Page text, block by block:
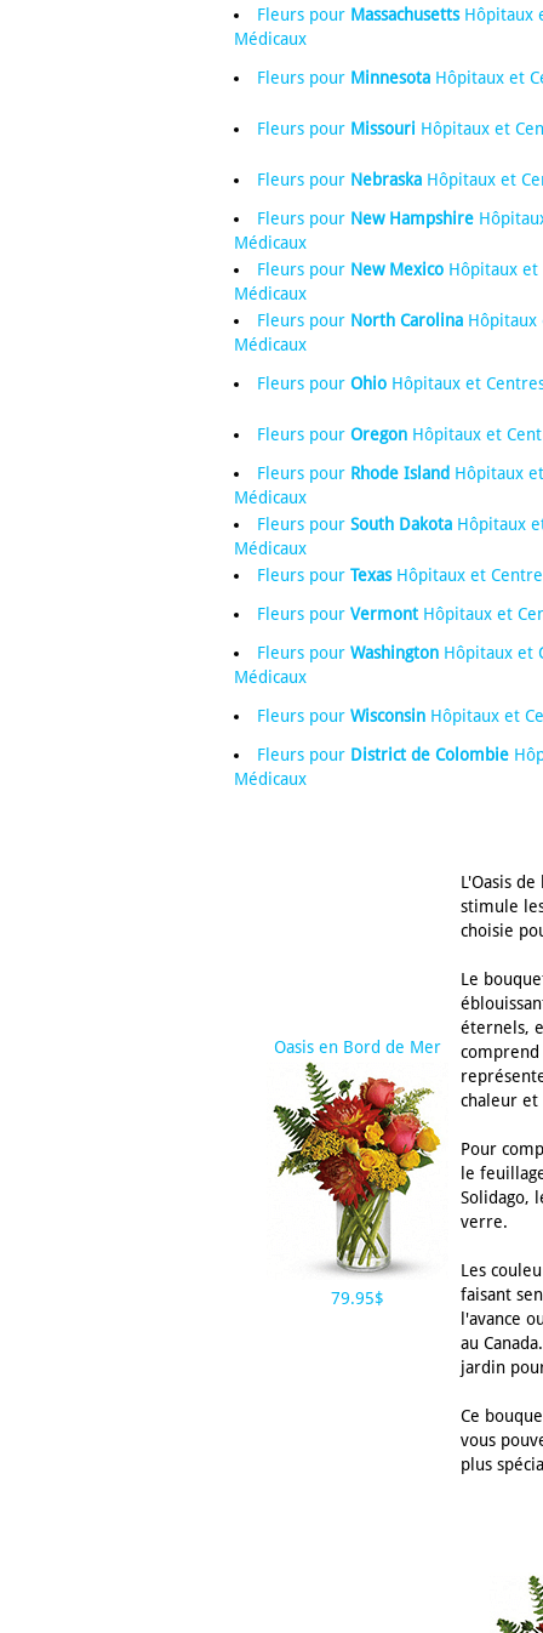
Fleurs pour MassachusettsHôpitaux
Médicaux
Fleurs pour Minnesota Hôpitaux et
Fleurs pour Missouri Hôpitaux et
Fleurs pour Nebraska Hôpitaux et
Fleurs pour New Hampshire
Médicaux
Fleurs pour New Mexico Hôpitaux et
Médicaux
Fleurs pour North Carolina Hôpitaux
Médicaux
Fleurs pour Ohio Hôpitaux et
Fleurs pour Oregon Hôpitaux et
Fleurs pour Rhode Island Hôpitaux
Médicaux
Fleurs pour South Dakota Hôpitaux
Médicaux
Fleurs pour TexasHôpitaux et
Fleurs pour Vermont Hôpitaux et
Fleurs pour Washington Hôpitaux et
Médicaux
Fleurs pour Wisconsin Hôpitaux et
Fleurs pour District de Colombie
Médicaux
Oasis en Bord de Mer
79.95$
L'Oasis
stimule
choisie
Le
éternels,
comprend
chaleur
Pour
le
Solidago,
verre.
Les
faisant
l'avance
au
jardin
Ce
vous
plus